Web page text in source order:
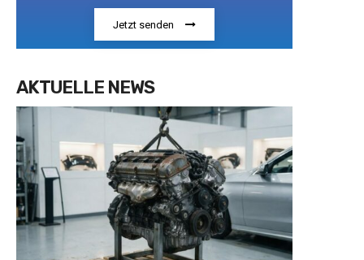
Jetzt senden
AKTUELLE NEWS